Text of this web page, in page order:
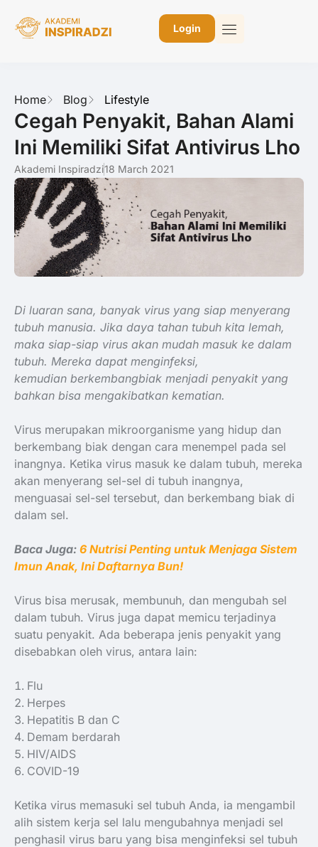
Login
Home Blog Lifestyle
Cegah Penyakit, Bahan Alami
Ini Memiliki Sifat Antivirus Lho
Akademi Inspiradzi18 March 2021
Di luaran sana, banyak virus yang siap menyerang
tubuh manusia. Jika daya tahan tubuh kita lemah,
maka siap-siap virus akan mudah masuk ke dalam
tubuh. Mereka dapatmenginfeksi,
kemudian berkembangbiak menjadi penyakit yang
bahkan bisa mengakibatkan kematian.
Virus merupakan mikroorganisme yang hidup dan
berkembang biak dengan cara menempel pada sel
inangnya. Ketika virus masuk ke dalam tubuh, mereka
akan menyerang sel-sel di tubuh inangnya,
menguasai sel-sel tersebut, dan berkembang biak di
dalam sel.
Baca Juga: 6 Nutrisi Penting untuk Menjaga Sistem
Imun Anak, Ini Daftarnya Bun!
Virus bisa merusak, membunuh, dan mengubah sel
dalam tubuh. Virus juga dapat memicu terjadinya
suatu penyakit. Ada beberapa jenis penyakit yang
disebabkan oleh virus, antara lain:
Flu
Herpes
Hepatitis B dan C
Demam berdarah
HIV/AIDS
COVID-19
Ketika virus memasuki sel tubuh Anda, ia mengambil
alih sistem kerja sel lalu mengubahnya menjadi sel
penghasil virus baru yang bisa menginfeksi sel tubuh